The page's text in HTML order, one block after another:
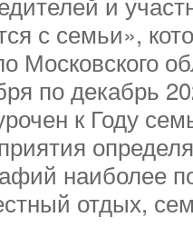
с семьи»,
Московского
по декабрь
к Году
наиболее
отдых,